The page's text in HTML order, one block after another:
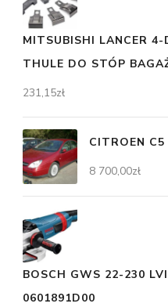
MITSUBISHI LANCER
THULE DO STÓP
231,15zł
CITROEN
8 700,00zł
BOSCH GWS 22-230
0601891D00